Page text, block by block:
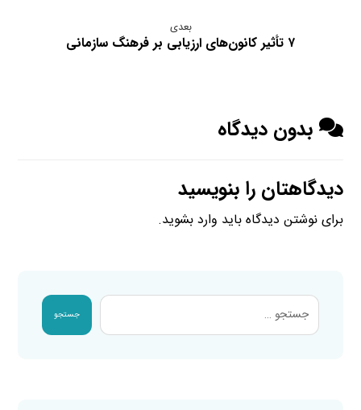
بعدی
۷ تأثیر کانون‌های ارزیابی بر فرهنگ سازمانی
بدون دیدگاه
دیدگاهتان را بنویسید
برای نوشتن دیدگاه باید وارد بشوید.
جستجو